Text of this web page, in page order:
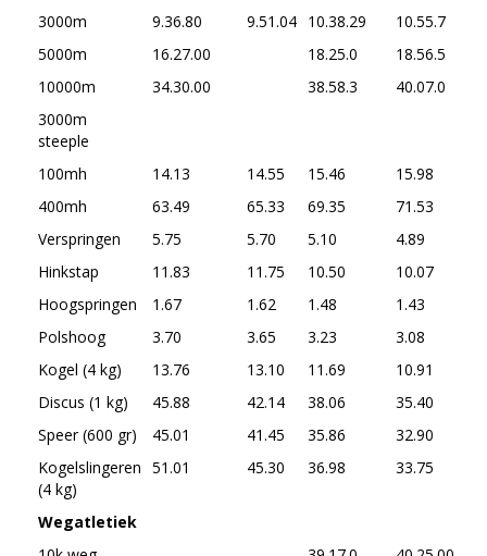
3000m 9.36.80 9.51.04 10.38.29 10.55.7
5000m
16.27.00 18.25.0 18.56.5
10000m
34.30.00 38.58.3 40.07.0
3000m
steeple
100mh
14.13 14.55 15.46 15.98
400mh
63.49 65.33 69.35 71.53
Verspringen
5.75 5.70 5.10 4.89
Hinkstap
11.83 11.75 10.50 10.07
Hoogspringen
1.67 1.62 1.48 1.43
Polshoog
3.70 3.65 3.23 3.08
Kogel (4 kg)
13.76 13.10 11.69 10.91
Discus (1 kg)
45.88 42.14 38.06 35.40
Speer (600 gr)
45.01 41.45 35.86 32.90
Kogelslingeren
(4 kg)
51.01 45.30 36.98 33.75
Wegatletiek